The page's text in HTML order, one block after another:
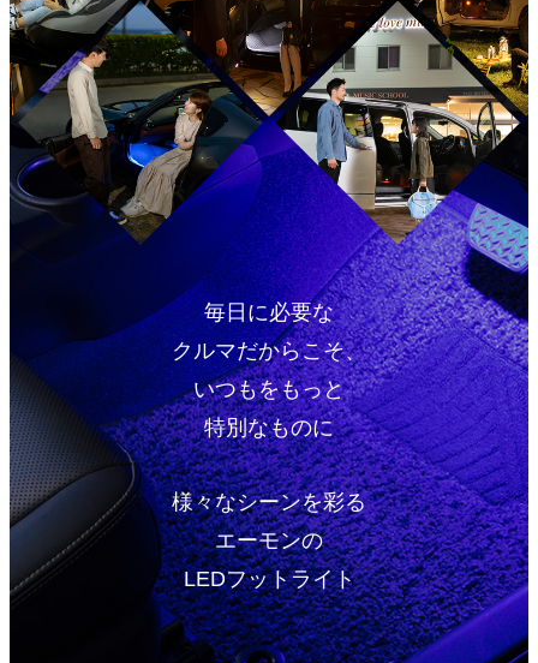
毎日に必要な
クルマだからこそ、
いつもをもっと
特別なものに
様々なシーンを彩る
エーモンの
LEDフットライト